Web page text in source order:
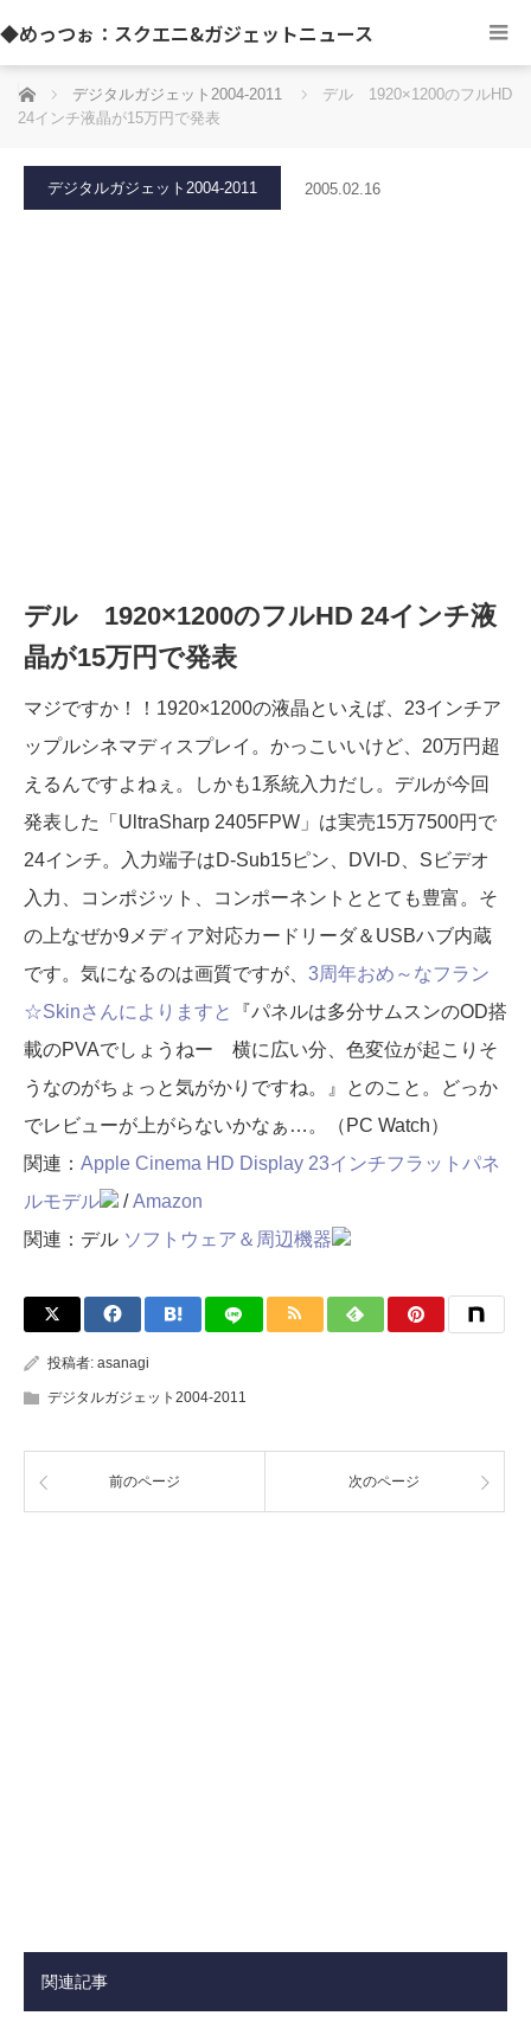
◆めっつぉ：スクエニ&ガジェットニュース
ホーム デジタルガジェット2004-2011
デル 1920×1200のフルHD
24インチ液晶が15万円で発表
デジタルガジェット2004-2011 2005.02.16
デル 1920×1200のフルHD 24インチ液
晶が15万円で発表
マジですか！！1920×1200の液晶といえば、23インチア
ップルシネマディスプレイ。かっこいいけど、20万円超
えるんですよねぇ。しかも1系統入力だし。デルが今回
発表した「UltraSharp 2405FPW」は実売15万7500円で
24インチ。入力端子はD-Sub15ピン、DVI-D、Sビデオ
入力、コンポジット、コンポーネントととても豊富。そ
の上なぜか9メディア対応カードリーダ＆USBハブ内蔵
です。気になるのは画質ですが、 3周年おめ～なフラン
☆Skinさんによりますと
『パネルは多分サムスンのOD搭
載のPVAでしょうねー 横に広い分、色変位が起こりそ
うなのがちょっと気がかりですね。』とのこと。どっか
でレビューが上がらないかなぁ…。（PC Watch）
関連： Apple Cinema HD Display 23インチフラットパネ
ルモデル
/Amazon
関連：デル ソフトウェア＆周辺機器
投稿者: asanagi
デジタルガジェット2004-2011
前のページ 次のページ
関連記事